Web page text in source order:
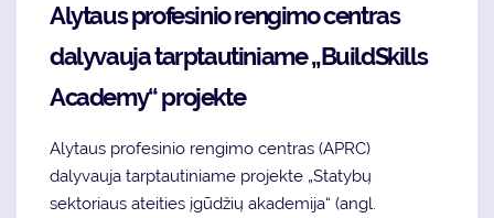
Alytaus profesinio rengimo centras
dalyvauja tarptautiniame „BuildSkills
Academy“ projekte
Alytaus profesinio rengimo centras (APRC)
dalyvauja tarptautiniame projekte „Statybų
sektoriaus ateities įgūdžių akademija“ (angl.